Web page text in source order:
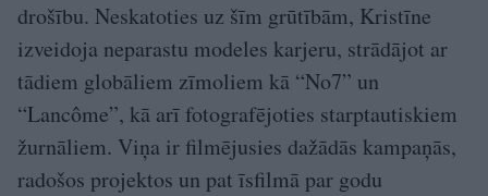
drošību. Neskatoties uz šīm grūtībām, Kristīne
izveidoja neparastu modeles karjeru, strādājot ar
tādiem globāliem zīmoliem kā “No7” un
“Lancôme”, kā arī fotografējoties starptautiskiem
žurnāliem. Viņa ir filmējusies dažādās kampaņās,
radošos projektos un pat īsfilmā par godu